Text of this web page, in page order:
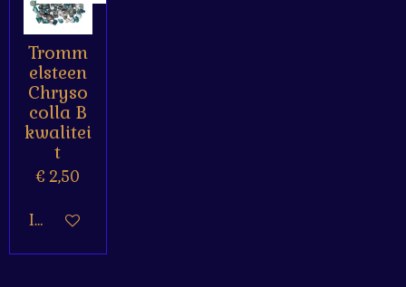
Tromm
elsteen
Chryso
colla B
kwalitei
t
€ 2,50
In winkelwagen